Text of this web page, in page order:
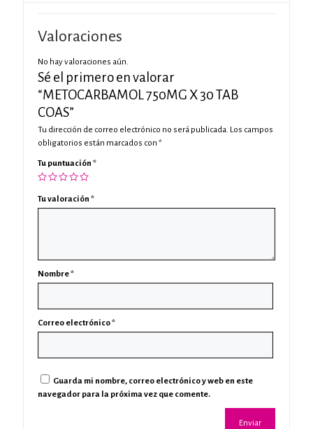
Valoraciones
No hay valoraciones aún.
Sé el primero en valorar
“METOCARBAMOL 750MG X 30 TAB
COAS”
Tu dirección de correo electrónico no será publicada. Los campos
obligatorios están marcados con *
Tu puntuación *
Tu valoración *
Nombre*
Correo electrónico*
Guarda mi nombre, correo electrónico y web en este
navegador para la próxima vez que comente.